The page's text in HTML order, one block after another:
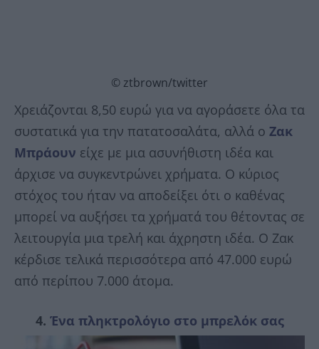
© ztbrown/twitter
Χρειάζονται 8,50 ευρώ για να αγοράσετε όλα τα
συστατικά για την πατατοσαλάτα, αλλά ο Ζακ
Μπράουν είχε με μια ασυνήθιστη ιδέα και
άρχισε να συγκεντρώνει χρήματα. Ο κύριος
στόχος του ήταν να αποδείξει ότι ο καθένας
μπορεί να αυξήσει τα χρήματά του θέτοντας σε
λειτουργία μια τρελή και άχρηστη ιδέα. Ο Ζακ
κέρδισε τελικά περισσότερα από 47.000 ευρώ
από περίπου 7.000 άτομα.
4. Ένα πληκτρολόγιο στο μπρελόκ σας